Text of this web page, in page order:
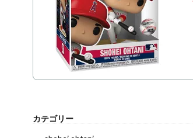
カテゴリー